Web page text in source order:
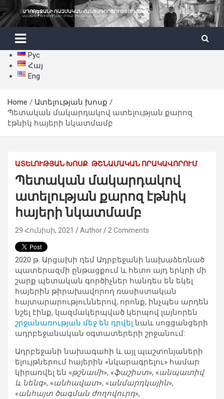
to
content
ԱԴՐԲԵՋԱՆԻ ՌԱԶՄԱԿԱՆ ՀԱՆՑԱԳՈՐԾՈՒԹՅՈՒՆՆԵՐԸ
ՀԱՆՑԱԳՈՐԾՈՒԹՅՈՒՆՆԵՐ, ՈՐՈՆՔ ՉՊԵՏՔ Է ԱՆՊԱՏԻԺ ՄՆԱՆ
Рус
Հայ
Eng
Home
Ատելության խոսք
Պետական մակարդակով ատելության քարոզ
էթնիկ հայերի նկատմամբ
ԱՏԵԼՈՒԹՅԱՆ ԽՈՍՔ ԹՇՆԱՄԱԿԱՆ ՈՐԱԿԱՎՈՐՈՒՄ
Պետական մակարդակով
ատելության քարոզ էթնիկ
հայերի նկատմամբ
29 Հունիսի, 2021 Author 2 Comments
2020 թ. Արցախի դեմ Ադրբեջանի նախաձեռնած
պատերազմի ընթացքում և հետո այդ երկրի մի
շարք պետական գործիչներ հանդես են եկել
հայերին թիրախավորող ռասիստական
հայտարարություններով, որոնք, ինչպես արդեն
նշել էինք, կազմակերպված կերպով լայնորեն
շրջանառության մեջ են դրվել նաև սոցցանցերի
ադրբեջանական օգտատերերի շրջանում:
Ադրբեջանի նախագահի և այլ պաշտոնյաների
ելույթներում հայերին «նկարագրելու» համար
կիրառվել են «թշնամի», «ֆաշիստ», «անպատիվ
և նենգ», «անհավատ», «անմարդկային»,
«անհայտ ծագման ժողովուրդ»,